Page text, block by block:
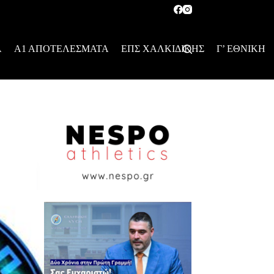
Α1 ΑΠΟΤΕΛΕΣΜΑΤΑ ΕΠΣ ΧΑΛΚΙΔΙΚΗΣ Γ’ ΕΘΝΙΚΗ